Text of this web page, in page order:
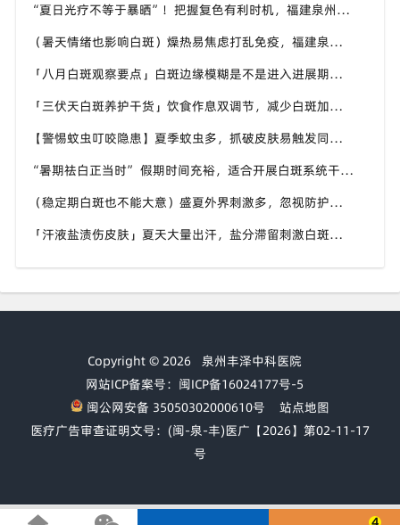
“夏日光疗不等于暴晒”！把握复色有利时机，福建泉州中科白癜风医院讲讲白癜风夏季诊疗的注意事项
（暑天情绪也影响白斑）燥热易焦虑打乱免疫，福建泉州中科白癜风医院分享白癜风患者夏季情绪调节小技巧
「八月白斑观察要点」白斑边缘模糊是不是进入进展期？福建泉州中科白癜风医院教你辨别白斑病情变化信号
「三伏天白斑养护干货」饮食作息双调节，减少白斑加重诱因，福建泉州中科白癜风医院为福建白斑群体科普实用知识
【警惕蚊虫叮咬隐患】夏季蚊虫多，抓破皮肤易触发同形反应，福建泉州中科白癜风医院提醒白癜风患者做好防蚊护理
“暑期祛白正当时” 假期时间充裕，适合开展白斑系统干预，福建泉州中科白癜风医院分型分期定制白斑康复方案
（稳定期白斑也不能大意）盛夏外界刺激多，忽视防护也会复发，福建泉州中科白癜风医院分享白癜风夏季维持护理知识
「汗液盐渍伤皮肤」夏天大量出汗，盐分滞留刺激白斑患处，福建泉州中科白癜风医院讲解白癜风患者夏日皮肤清洁要点
Copyright © 2026 泉州丰泽中科医院
网站ICP备案号：闽ICP备16024177号-5
闽公网安备 35050302000610号
站点地图
医疗广告审查证明文号：(闽-泉-丰)医广【2026】第02-11-17
号